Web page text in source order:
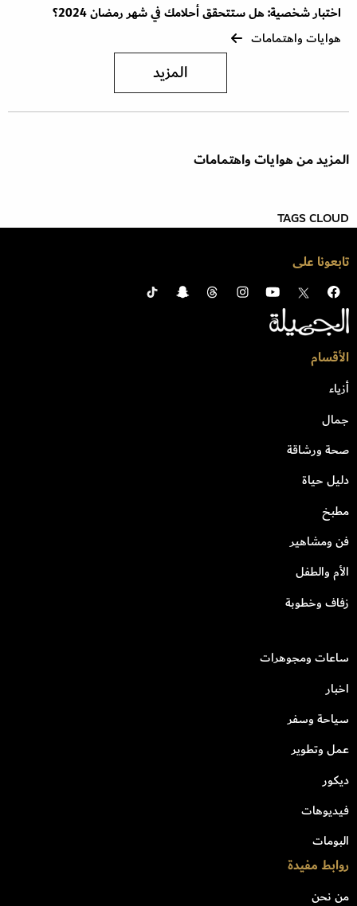
اختبار شخصية: هل ستتحقق أحلامك في شهر رمضان 2024؟
هوايات واهتمامات
المزيد
المزيد من هوايات واهتمامات
TAGS CLOUD
تابعونا على
الأقسام
أزياء
جمال
صحة ورشاقة
دليل حياة
مطبخ
فن ومشاهير
الأم والطفل
زفاف وخطوبة
ساعات ومجوهرات
اخبار
سياحة وسفر
عمل وتطوير
ديكور
فيديوهات
البومات
روابط مفيدة
من نحن